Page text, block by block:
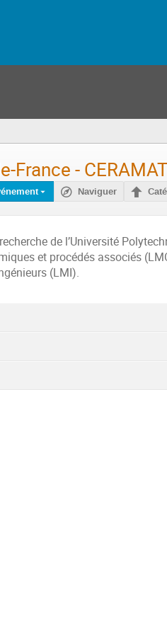
France -
Naviguer
de l’Université
et procédés associés
(LMI).